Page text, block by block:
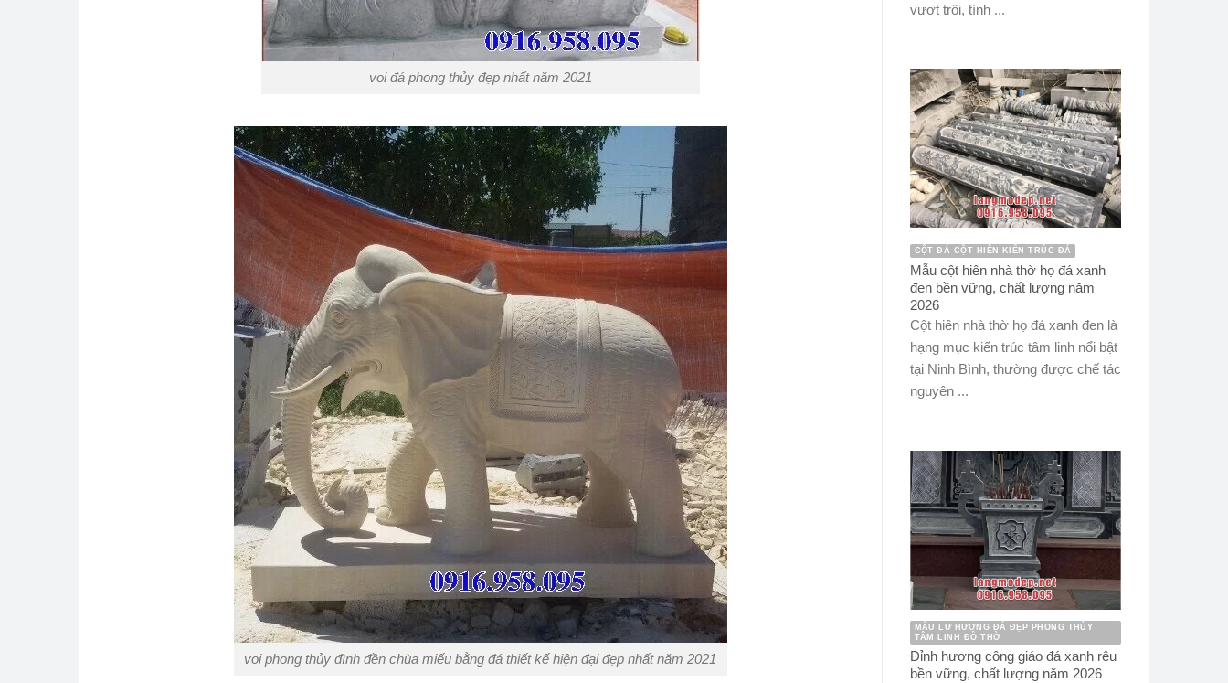
voi đá phong thủy đẹp nhất năm 2021
voi phong thủy đình đền chùa miếu bằng đá thiết kế hiện đại đẹp nhất năm 2021
vượt trội, tính ...
CỘT ĐÁ CỘT HIÊN KIẾN TRÚC ĐÁ
Mẫu cột hiên nhà thờ họ đá xanh
đen bền vững, chất lượng năm
2026
Cột hiên nhà thờ họ đá xanh đen là
hạng mục kiến trúc tâm linh nổi bật
tại Ninh Bình, thường được chế tác
nguyên ...
MẪU LƯ HƯƠNG ĐÁ ĐẸP PHONG THỦY
TÂM LINH ĐỒ THỜ
Đỉnh hương công giáo đá xanh rêu
bền vững, chất lượng năm 2026